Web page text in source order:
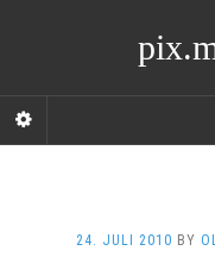
24. JULI 2010 BY